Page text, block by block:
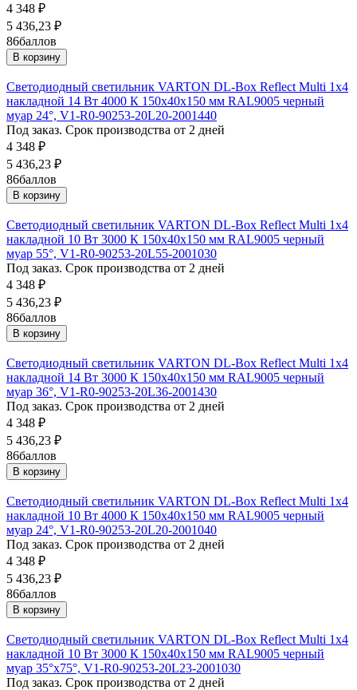
4 348 ₽
5 436,23 ₽
86баллов
В корзину
Светодиодный светильник VARTON DL-Box Reflect Multi 1x4
накладной 14 Вт 4000 К 150х40х150 мм RAL9005 черный
муар 24°, V1-R0-90253-20L20-2001440
Под заказ. Срок производства от 2 дней
4 348 ₽
5 436,23 ₽
86баллов
В корзину
Светодиодный светильник VARTON DL-Box Reflect Multi 1x4
накладной 10 Вт 3000 К 150х40х150 мм RAL9005 черный
муар 55°, V1-R0-90253-20L55-2001030
Под заказ. Срок производства от 2 дней
4 348 ₽
5 436,23 ₽
86баллов
В корзину
Светодиодный светильник VARTON DL-Box Reflect Multi 1x4
накладной 14 Вт 3000 К 150х40х150 мм RAL9005 черный
муар 36°, V1-R0-90253-20L36-2001430
Под заказ. Срок производства от 2 дней
4 348 ₽
5 436,23 ₽
86баллов
В корзину
Светодиодный светильник VARTON DL-Box Reflect Multi 1x4
накладной 10 Вт 4000 К 150х40х150 мм RAL9005 черный
муар 24°, V1-R0-90253-20L20-2001040
Под заказ. Срок производства от 2 дней
4 348 ₽
5 436,23 ₽
86баллов
В корзину
Светодиодный светильник VARTON DL-Box Reflect Multi 1x4
накладной 10 Вт 3000 К 150х40х150 мм RAL9005 черный
муар 35°x75°, V1-R0-90253-20L23-2001030
Под заказ. Срок производства от 2 дней